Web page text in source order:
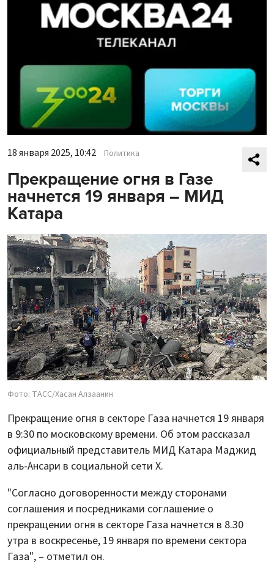
18 января 2025, 10:42 Политика
Прекращение огня в Газе
начнется 19 января – МИД
Катара
Фото: ТАСС/Хасан Алзаанин
Прекращение огня в секторе Газа начнется 19 января
в 9:30 по московскому времени. Об этом рассказал
официальный представитель МИД Катара Маджид
аль-Ансари в социальной сети Х.
"Согласно договоренности между сторонами
соглашения и посредниками соглашение о
прекращении огня в секторе Газа начнется в 8.30
утра в воскресенье, 19 января по времени сектора
Газа", – отметил он.